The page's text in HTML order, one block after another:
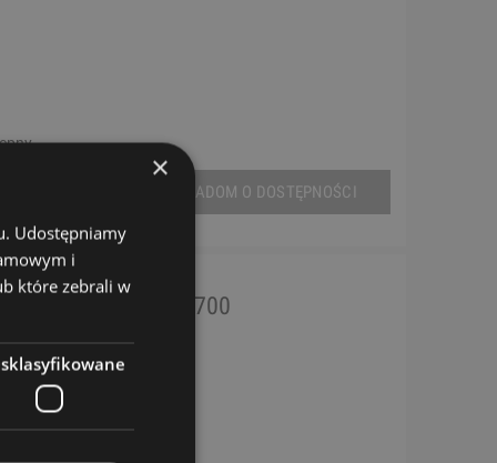
POWIADOM O DOSTĘPNOŚCI
DMX Superstrobe 2700
×
Udostępniamy
i
które zebrali w